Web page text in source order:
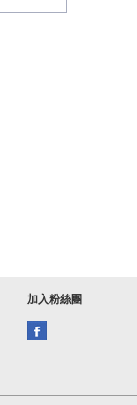
加入粉絲團